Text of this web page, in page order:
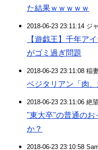
た結果ｗｗｗｗｗ
2018-06-23 23:11:14 ジ
【遊戯王】千年ア
がゴミ過ぎ問題
2018-06-23 23:11:08 稲
ベジタリアン「肉
2018-06-23 23:11:06 絶
"東大卒"の普通のお
か？
2018-06-23 23:10:58